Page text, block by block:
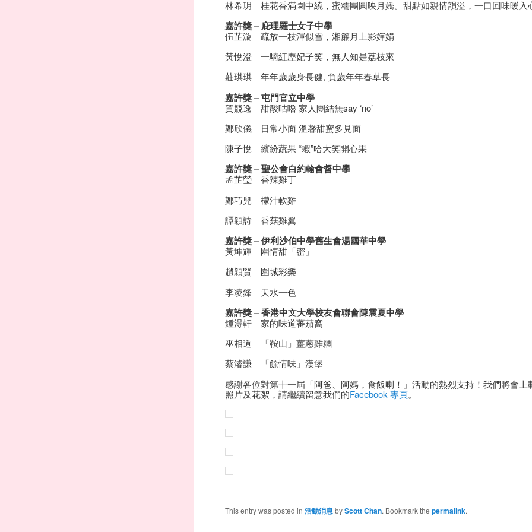
林希玥 桂花香滿園中繞，蜜糯團圓映月嬌。甜點如親情韻溢，一口回味暖入
嘉許獎 – 庇理羅士女子中學
伍芷漩 疏放一枝渾似雪，湘簾月上影嬋娟
黃悅澄 一騎紅塵妃子笑，無人知是荔枝來
莊琪琪 年年歲歲身長健, 負歲年年春草長
嘉許獎 – 屯門官立中學
賀競逸 甜酸咕嚕 家人團結無say ‘no’
鄭欣儀 日常小面 溫馨甜蜜多見面
陳子悅 繽紛蔬果 “蝦”哈大笑開心果
嘉許獎 – 聖公會白約翰會督中學
孟芷瑩 香辣雞丁
鄭巧兒 檬汁軟雞
譚穎詩 香菇雞翼
嘉許獎 – 伊利沙伯中學舊生會湯國華中學
黃坤輝 圍情甜「密」
趙穎賢 圍城彩樂
李凌鋒 天水一色
嘉許獎 – 香港中文大學校友會聯會陳震夏中學
鍾淂軒 家的味道蕃茄窩
巫相道 「鞍山」薑蔥雞糰
蔡濬謙 「餘情味」漢堡
感謝各位對第十一屆「阿爸、阿媽，食飯喇！」活動的熱烈支持！我們將會上
照片及花絮，請繼續留意我們的Facebook 專頁。
This entry was posted in活動消息byScott Chan. Bookmark thepermalink.